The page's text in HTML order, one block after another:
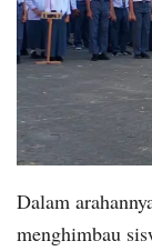
Dalam
menghimbau